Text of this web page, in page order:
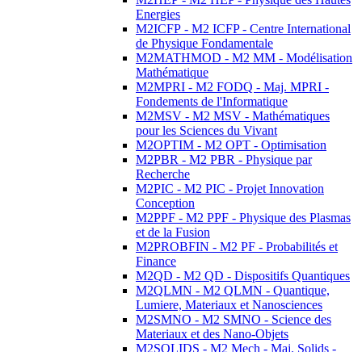
Energies
M2ICFP - M2 ICFP - Centre International
de Physique Fondamentale
M2MATHMOD - M2 MM - Modélisation
Mathématique
M2MPRI - M2 FODQ - Maj. MPRI -
Fondements de l'Informatique
M2MSV - M2 MSV - Mathématiques
pour les Sciences du Vivant
M2OPTIM - M2 OPT - Optimisation
M2PBR - M2 PBR - Physique par
Recherche
M2PIC - M2 PIC - Projet Innovation
Conception
M2PPF - M2 PPF - Physique des Plasmas
et de la Fusion
M2PROBFIN - M2 PF - Probabilités et
Finance
M2QD - M2 QD - Dispositifs Quantiques
M2QLMN - M2 QLMN - Quantique,
Lumiere, Materiaux et Nanosciences
M2SMNO - M2 SMNO - Science des
Materiaux et des Nano-Objets
M2SOLIDS - M2 Mech - Maj. Solids -